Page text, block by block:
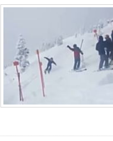
家系ラーメンにチャーシューとキャベツ
【悲報】ラッパーさん、札束披露するも
【悲報】BYDの軽EVラッコを自動車評論
グラビア界の“がん攻めルーキー”三園響子
今の時期 河口で釣れる美味い魚教えて
【Xの車窓から】オービスかと思ったら
【ポロリ悲話】ネットで拡散してるおっ
【衝撃】「かわいい虫」ランキング、つい